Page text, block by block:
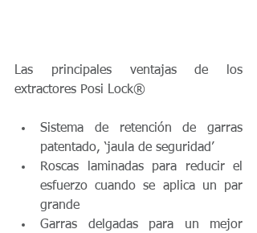
Las principales ventajas de los
extractores Posi Lock®
Sistema de retención de garras
patentado, ‘jaula de seguridad’
Roscas laminadas para reducir el
esfuerzo cuando se aplica un par
grande
Garras delgadas para un mejor